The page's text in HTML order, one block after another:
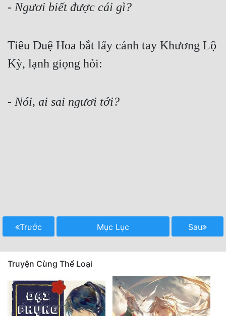
- Ngươi biết được cái gì?
Tiêu Duệ Hoa bắt lấy cánh tay Khương Lộ
Kỳ, lạnh giọng hỏi:
- Nói, ai sai ngươi tới?
Trước Mục Lục Sau
Truyện Cùng Thể Loại